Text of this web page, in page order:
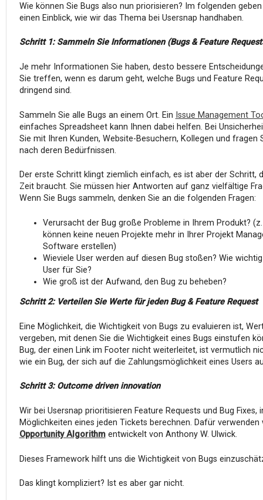
Wie können Sie Bugs also nun priorisieren? Im folgenden
einen Einblick, wie wir das Thema bei Usersnap handhaben.
Schritt 1: Sammeln Sie Informationen (Bugs & Feature
Je mehr Informationen Sie haben, desto bessere
Sie treffen, wenn es darum geht, welche Bugs und Feature
dringend sind.
Sammeln Sie alle Bugs an einem Ort. Ein Issue Management
einfaches Spreadsheet kann Ihnen dabei helfen. Bei
Sie mit Ihren Kunden, Website-Besuchern, Kollegen und fragen
nach deren Bedürfnissen.
Der erste Schritt klingt ziemlich einfach, es ist aber der Schritt,
Zeit braucht. Sie müssen hier Antworten auf ganz vielfältige
Wenn Sie Bugs sammeln, denken Sie an die folgenden Fragen:
Verursacht der Bug große Probleme in Ihrem Produkt? (z.
können keine neuen Projekte mehr in Ihrer Projekt
Software erstellen)
Wieviele User werden auf diesen Bug stoßen? Wie
User für Sie?
Wie groß ist der Aufwand, den Bug zu beheben?
Schritt 2: Verteilen Sie Werte für jeden Bug & Feature Request
Eine Möglichkeit, die Wichtigkeit von Bugs zu evaluieren ist,
vergeben, mit denen Sie die Wichtigkeit eines Bugs einstufen
Bug, der einen Link im Footer nicht weiterleitet, ist vermutlich
wie ein Bug, der sich auf die Zahlungsmöglichkeit eines Users
Schritt 3: Outcome driven innovation
Wir bei Usersnap prioritisieren Feature Requests und Bug Fixes,
Möglichkeiten eines jeden Tickets berechnen. Dafür verwenden
Opportunity Algorithmentwickelt von Anthony W. Ulwick.
Dieses Framework hilft uns die Wichtigkeit von Bugs
Das klingt kompliziert? Ist es aber gar nicht.